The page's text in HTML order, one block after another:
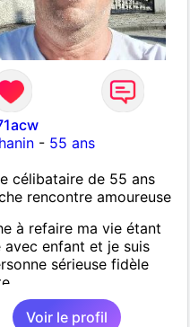
- 55 ans
célibataire de 55 ans
rencontre amoureuse
à refaire ma vie étant
avec enfant et je suis
sérieuse fidèle
Voir le profil